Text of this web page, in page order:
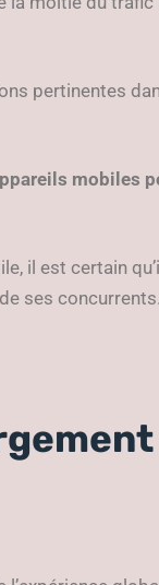
pertinentes
mobiles
il est certain
ses concurrents.